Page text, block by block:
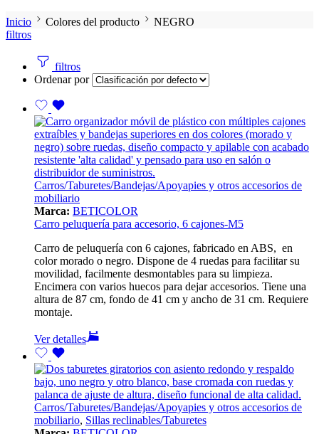
Inicio Colores del producto
NEGRO
filtros
filtros
Ordenar por
Carros/Taburetes/Bandejas/Apoyapies y otros accesorios de
mobiliario
Marca: BETICOLOR
Carro peluquería para accesorio, 6 cajones-M5
Carro de peluquería con 6 cajones, fabricado en ABS, en
color morado o negro. Dispone de 4 ruedas para facilitar su
movilidad, facilmente desmontables para su limpieza.
Encimera con varios huecos para dejar accesorios. Tiene una
altura de 87 cm, fondo de 41 cm y ancho de 31 cm. Requiere
montaje.
Ver detalles
Carros/Taburetes/Bandejas/Apoyapies y otros accesorios de
mobiliario, Sillas reclinables/Taburetes